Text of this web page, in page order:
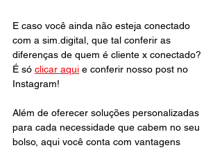
E caso você ainda não esteja conectado
com a sim.digital, que tal conferir as
diferenças de quem é cliente x conectado?
É só clicar aqui e conferir nosso post no
Instagram!
Além de oferecer soluções personalizadas
para cada necessidade que cabem no seu
bolso, aqui você conta com vantagens